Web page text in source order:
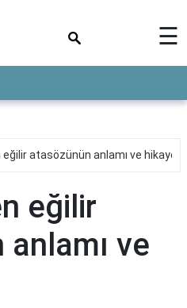
☰
atasözünün anlamı ve hikayesi
eğilir
ve